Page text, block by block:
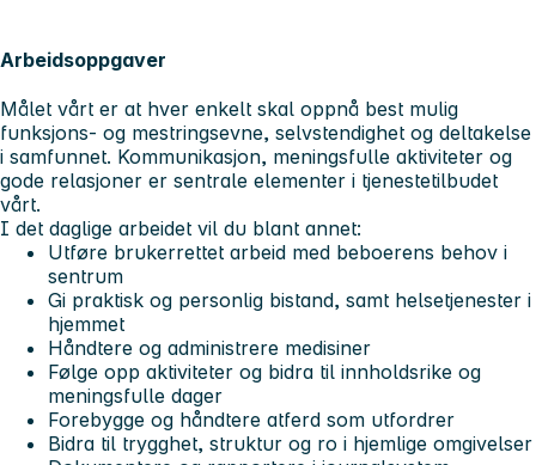
Arbeidsoppgaver
Målet vårt er at hver enkelt skal oppnå best mulig
funksjons- og mestringsevne, selvstendighet og deltakelse
i samfunnet. Kommunikasjon, meningsfulle aktiviteter og
gode relasjoner er sentrale elementer i tjenestetilbudet
vårt.
I det daglige arbeidet vil du blant annet:
Utføre brukerrettet arbeid med beboerens behov i
sentrum
Gi praktisk og personlig bistand, samt helsetjenester i
hjemmet
Håndtere og administrere medisiner
Følge opp aktiviteter og bidra til innholdsrike og
meningsfulle dager
Forebygge og håndtere atferd som utfordrer
Bidra til trygghet, struktur og ro i hjemlige omgivelser